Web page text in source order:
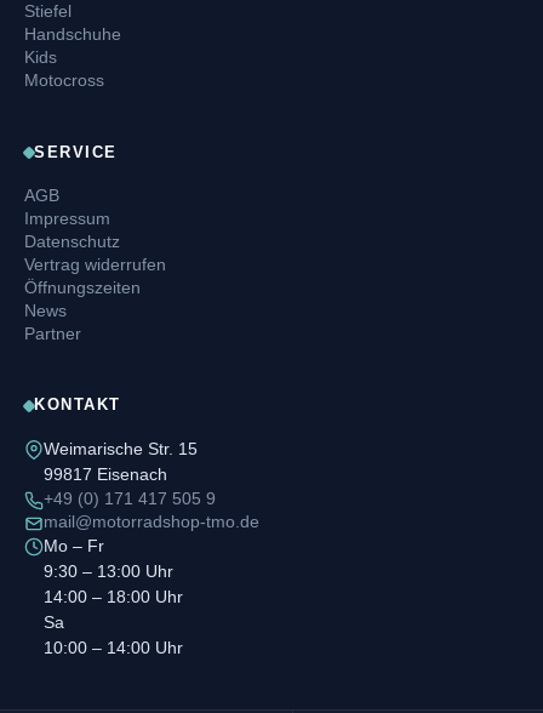
Stiefel
Handschuhe
Kids
Motocross
SERVICE
AGB
Impressum
Datenschutz
Vertrag widerrufen
Öffnungszeiten
News
Partner
KONTAKT
Weimarische Str. 15
99817 Eisenach
+49 (0) 171 417 505 9
mail@motorradshop-tmo.de
Mo – Fr
9:30 – 13:00 Uhr
14:00 – 18:00 Uhr
Sa
10:00 – 14:00 Uhr